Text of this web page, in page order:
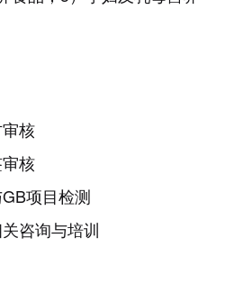
核
核
项目检测
咨询与培训